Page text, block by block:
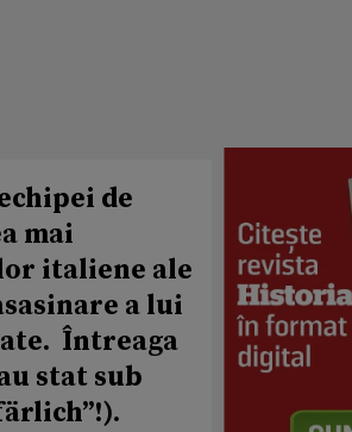
de
mai
italiene ale
a lui
Întreaga
stat sub